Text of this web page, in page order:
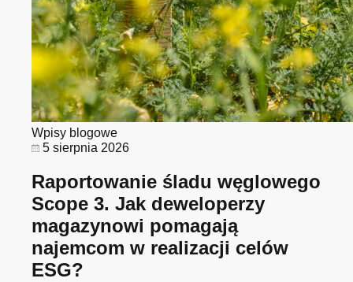
Wpisy blogowe
5 sierpnia 2026
Raportowanie śladu węglowego
Scope 3. Jak deweloperzy
magazynowi pomagają
najemcom w realizacji celów
ESG?